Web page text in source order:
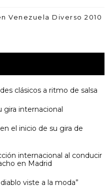
Venezuela Diverso 2010
clásicos a ritmo de salsa
gira internacional
el inicio de su gira de
internacional al conducir
en Madrid
viste a la moda”